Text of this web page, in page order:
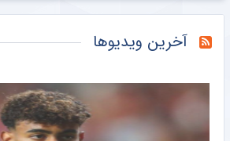
وینگر آفریقایی پرسپولیس ماندنی شد
وضعیت بیفوما در پرسپولیس مشخص شد
پیاتزا به تهران رسید؛ رقابت ۲۸ بازیکن برای حضور در فهرست نهایی تیم ملی والیبال
آخرین ویدیوها